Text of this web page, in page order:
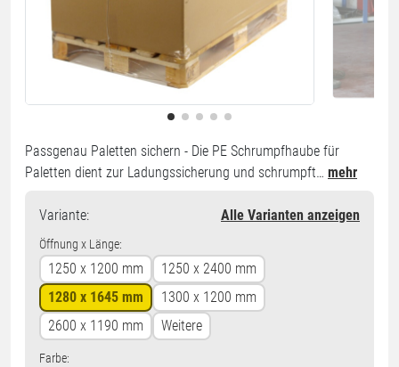
Passgenau Paletten sichern - Die PE Schrumpfhaube für
Paletten dient zur Ladungssicherung und schrumpft… mehr
Variante: Alle Varianten anzeigen
Öffnung x Länge:
1250 x 1200 mm
1250 x 2400 mm
1280 x 1645 mm
1300 x 1200 mm
2600 x 1190 mm
Weitere
Farbe: